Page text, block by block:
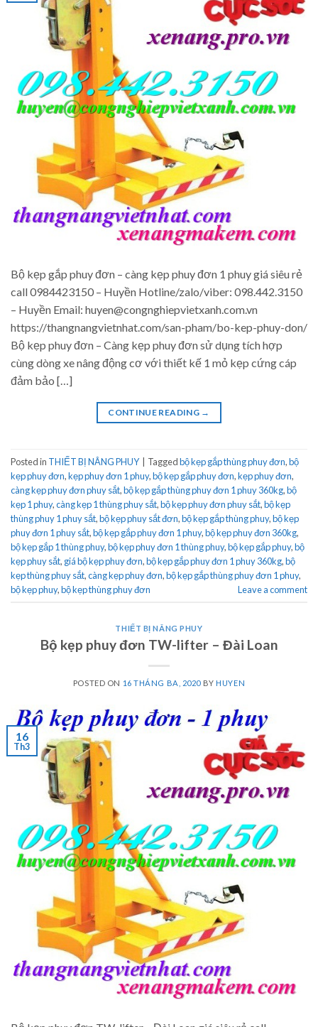
Bộ kẹp gắp phuy đơn – càng kẹp phuy đơn 1 phuy giá siêu rẻ
call 0984423150 – Huyền Hotline/zalo/viber: 098.442.3150
– Huyền Email: huyen@congnghiepvietxanh.com.vn
https://thangnangvietnhat.com/san-pham/bo-kep-phuy-don/
Bộ kẹp phuy đơn – Càng kẹp phuy đơn sử dụng tích hợp
cùng dòng xe nâng động cơ với thiết kế 1 mỏ kẹp cứng cáp
đảm bảo […]
CONTINUE READING →
Posted in THIẾT BỊ NÂNG PHUY Taggedbộ kẹp gắp thùng phuy đơn,bộ
kẹp phuy đơn,kẹp phuy đơn 1 phuy,bộ kẹp gắp phuy đơn,kẹp phuy đơn,
càng kẹp phuy đơn phuy sắt,bộ kẹp gắp thùng phuy đơn 1 phuy 360kg,bộ
kẹp 1 phuy,càng kẹp 1 thùng phuy sắt,bộ kẹp phuy đơn phuy sắt,bộ kẹp
thùng phuy 1 phuy sắt,bộ kẹp phuy sắt đơn,bộ kẹp gắp thùng phuy,bộ kẹp
phuy đơn 1 phuy sắt,bộ kẹp gắp phuy đơn 1 phuy,bộ kẹp phuy đơn 360kg,
bộ kẹp gắp 1 thùng phuy,bộ kẹp phuy đơn 1 thùng phuy,bộ kẹp gắp phuy,bộ
kẹp phuy sắt, giá bộ kẹp phuy đơn,bộ kẹp gắp phuy đơn 1 phuy 360kg,bộ
kẹp thùng phuy sắt,càng kẹp phuy đơn,bộ kẹp gắp thùng phuy đơn 1 phuy,
bộ kẹp phuy,bộ kẹp thùng phuy đơn Leave a comment
THIẾT BỊ NÂNG PHUY
Bộ kẹp phuy đơn TW-lifter – Đài Loan
POSTED ON 16 THÁNG BA, 2020 BYHUYEN
16
Th3